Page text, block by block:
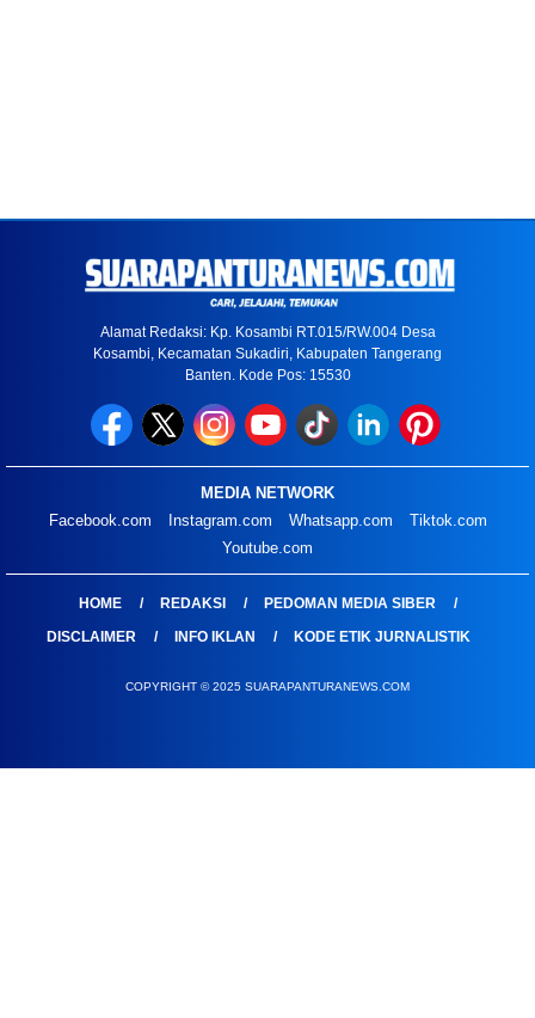
Alamat Redaksi: Kp. Kosambi RT.015/RW.004 Desa
Kosambi, Kecamatan Sukadiri, Kabupaten Tangerang
Banten. Kode Pos: 15530
MEDIA NETWORK
Facebook.com
Instagram.com Whatsapp.com
Tiktok.com
Youtube.com
HOME REDAKSI
PEDOMAN MEDIA SIBER
DISCLAIMER
INFO IKLAN KODE ETIK JURNALISTIK
COPYRIGHT © 2025 SUARAPANTURANEWS.COM